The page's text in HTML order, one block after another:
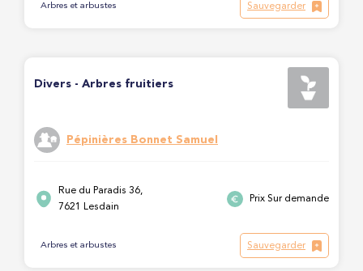
Arbres et arbustes Sauvegarder
Divers - Arbres fruitiers
Pépinières Bonnet Samuel
Rue du Paradis 36,
7621 Lesdain
Prix Sur demande
Arbres et arbustes Sauvegarder